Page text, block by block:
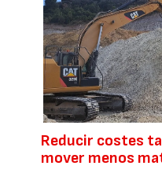
Reducir costes
mover menos